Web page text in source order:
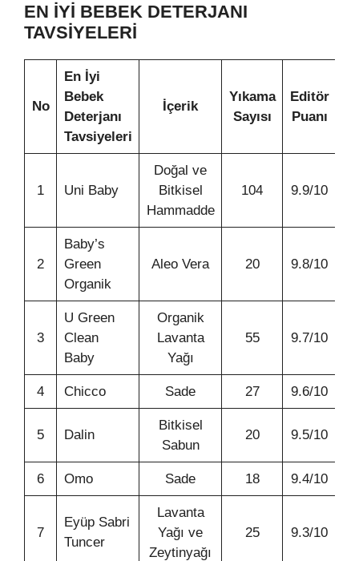
EN İYI BEBEK DETERJANI
TAVSIYELERI
No
En İyi
Bebek
Deterjanı
Tavsiyeleri
İçerik
Yıkama
Sayısı
Editör
Puanı
1 Uni Baby
Doğal ve
Bitkisel
Hammadde
104 9.9/10
2
Baby’s
Green
Organik
Aleo Vera 20 9.8/10
3
U Green
Clean
Baby
Organik
Lavanta
Yağı
55 9.7/10
4 Chicco Sade 27 9.6/10
5 Dalin
Bitkisel
Sabun
20 9.5/10
6 Omo Sade 18 9.4/10
7
Eyüp Sabri
Tuncer
Lavanta
Yağı ve
Zeytinyağı
25 9.3/10